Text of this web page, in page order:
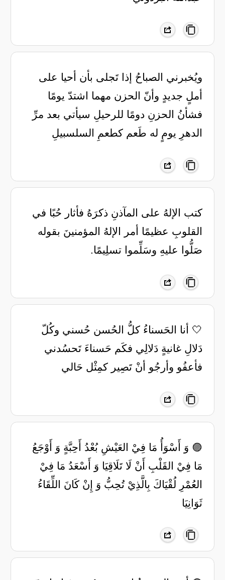
ويُخبرني الصباحُ إذا تَجلى بأن أحيا على
أملٍ جديدٍ وأنّ الحزن مهما اشتدّ يومًا
فشأنُ الحزنِ دومًا للرحيلِ سيأتي بعد مرِّ
الدهرِ يومٍ له طَعم كطعمِ السلسبيلِ
‏كتب الإلهُ على المآذنِ ذكرَهُ فأثار حُبًا في
القلوبِ عظيمًا أمر الإلهُ المؤمنينَ بقوله
صَلُّوا عليهِ وسَلِّموا تسلِيمًا.
🤍 ‏أنا الحَسناءُ كلُّ الحُسن حُسني ‏وكُلّ
دَلالِ غانيةٍ دَلالِي ‏فكَم حَسناءَ تَحسُدني
فأعفُو ‏وأرجُو أنْ تَصِير كمِثْل حَالي
🟣 وَ أَسْوَأُ مَا فِيْ العَيْشِ بُعْدُ أَحِبَّةٍ وَ أَوْجَعُ
مَا فِيْ القَلْبِ أَنْ لَا تَلَاقِيَا وَ أَسْعَدُ مَا فِيْ
العُمْرِ لُقْيَاكَ بِالَّذِيْ تُحِبُّ وَ إِنْ كَانَ اللِّقَاءُ
ثَوَانِيَا